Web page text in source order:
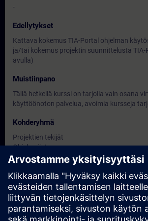
-
Edellytykset
Kattava kokemus TIA-Portal ohjelman
ja/tai kokemus projektin suunnittelusta TIA-
avulla)
Muistiinpano
Tällä hetkellä kurssi on tarjolla vain osana
käyttöönoton palvelua, avoimia kursseja
Kohderyhmä
Projektien tekijät
Ohjelmoijat
Käyttöönottoinsinöörit
Päivämäärät ja ilmoittautuminen
Tällä hetkellä ei ole tapahtumia saatavilla.